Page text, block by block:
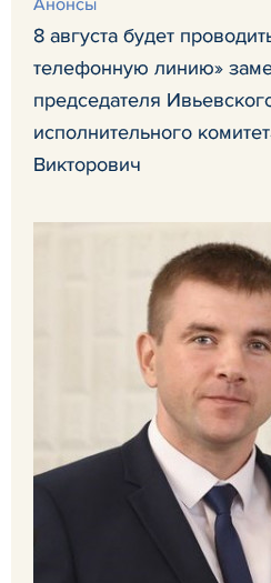
8 августа будет
телефонную линию»
председателя
исполнительного
Викторович